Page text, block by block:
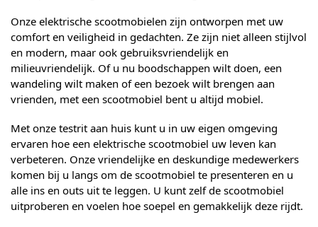
Onze elektrische scootmobielen zijn ontworpen met uw
comfort en veiligheid in gedachten. Ze zijn niet alleen stijlvol
en modern, maar ook gebruiksvriendelijk en
milieuvriendelijk. Of u nu boodschappen wilt doen, een
wandeling wilt maken of een bezoek wilt brengen aan
vrienden, met een scootmobiel bent u altijd mobiel.
Met onze testrit aan huis kunt u in uw eigen omgeving
ervaren hoe een elektrische scootmobiel uw leven kan
verbeteren. Onze vriendelijke en deskundige medewerkers
komen bij u langs om de scootmobiel te presenteren en u
alle ins en outs uit te leggen. U kunt zelf de scootmobiel
uitproberen en voelen hoe soepel en gemakkelijk deze rijdt.